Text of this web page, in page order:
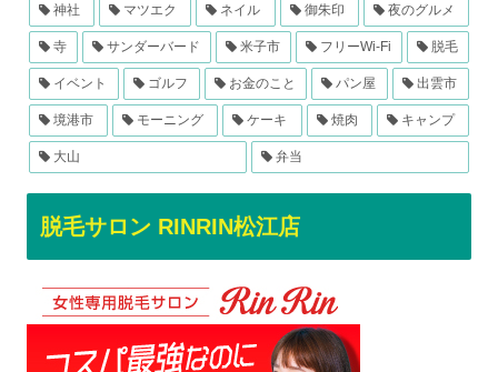
神社 マツエク ネイル 御朱印 夜のグルメ
寺 サンダーバード 米子市 フリーWi-Fi 脱毛
イベント ゴルフ お金のこと パン屋 出雲市
境港市 モーニング ケーキ 焼肉 キャンプ
大山 弁当
脱毛サロン RINRIN松江店